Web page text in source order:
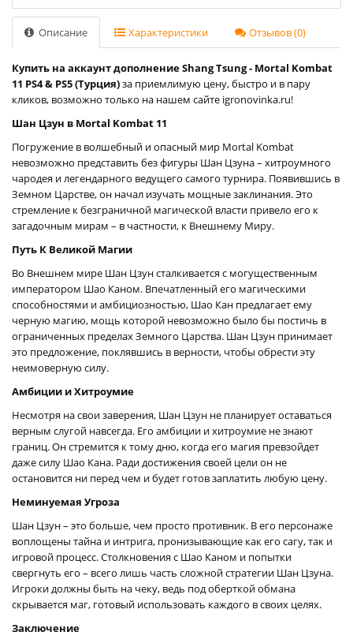
Описание Характеристики Отзывов (0)
Купить на аккаунт дополнение Shang Tsung - Mortal Kombat
11 PS4 & PS5 (Турция)за приемлимую цену, быстро и в пару
кликов, возможно только на нашем сайте igronovinka.ru!
Шан Цзун в Mortal Kombat 11
Погружение в волшебный и опасный мир Mortal Kombat
невозможно представить без фигуры Шан Цзуна – хитроумного
чародея и легендарного ведущего самого турнира. Появившись в
Земном Царстве, он начал изучать мощные заклинания. Это
стремление к безграничной магической власти привело его к
загадочным мирам – в частности, к Внешнему Миру.
Путь К Великой Магии
Во Внешнем мире Шан Цзун сталкивается с могущественным
императором Шао Каном. Впечатленный его магическими
способностями и амбициозностью, Шао Кан предлагает ему
черную магию, мощь которой невозможно было бы постичь в
ограниченных пределах Земного Царства. Шан Цзун принимает
это предложение, поклявшись в верности, чтобы обрести эту
неимоверную силу.
Амбиции и Хитроумие
Несмотря на свои заверения, Шан Цзун не планирует оставаться
верным слугой навсегда. Его амбиции и хитроумие не знают
границ. Он стремится к тому дню, когда его магия превзойдет
даже силу Шао Кана. Ради достижения своей цели он не
остановится ни перед чем и будет готов заплатить любую цену.
Неминуемая Угроза
Шан Цзун – это больше, чем просто противник. В его персонаже
воплощены тайна и интрига, пронизывающие как его сагу, так и
игровой процесс. Столкновения с Шао Каном и попытки
свергнуть его – всего лишь часть сложной стратегии Шан Цзуна.
Игроки должны быть на чеку, ведь под оберткой обмана
скрывается маг, готовый использовать каждого в своих целях.
Заключение